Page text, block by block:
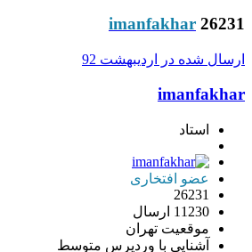
imanfakhar 26231
ارسال شده در اردیبهشت 92
imanfakhar
استاد
عضو افتخاری
26231
11230 ارسال
موقعیت تهران
آشنایی با وردپرس متوسط